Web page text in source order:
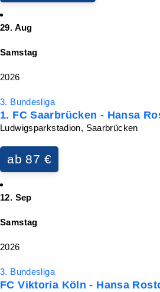
29. Aug
Samstag
2026
3. Bundesliga
1. FC Saarbrücken - Hansa
Ludwigsparkstadion, Saarbrücken
ab 87 €
12. Sep
Samstag
2026
3. Bundesliga
FC Viktoria Köln - Hansa